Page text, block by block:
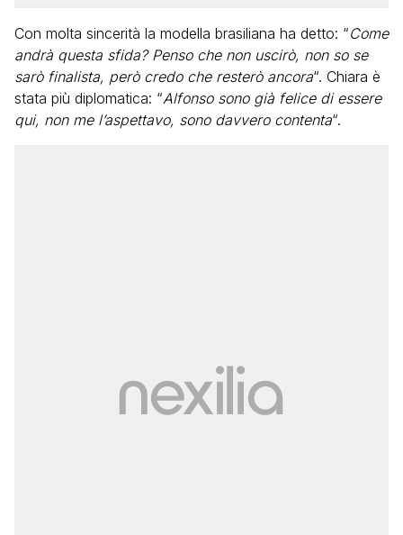
Con molta sincerità la modella brasiliana ha detto: “Come
andrà questa sfida? Penso che non uscirò, non so se
sarò finalista, però credo che resterò ancora“. Chiara è
stata più diplomatica: “Alfonso sono già felice di essere
qui, non me l’aspettavo, sono davvero contenta“.